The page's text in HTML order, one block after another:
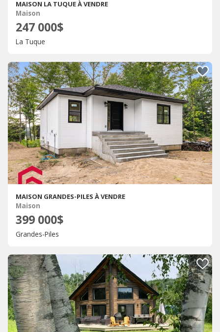
MAISON LA TUQUE À VENDRE
Maison
247 000$
La Tuque
MAISON GRANDES-PILES À VENDRE
Maison
399 000$
Grandes-Piles